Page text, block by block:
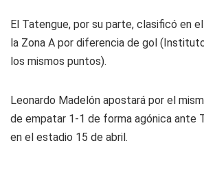
El Tatengue, por su parte, clasificó en
la Zona A por diferencia de gol
los mismos puntos).
Leonardo Madelón apostará por el
de empatar 1-1 de forma agónica ante
en el estadio 15 de abril.